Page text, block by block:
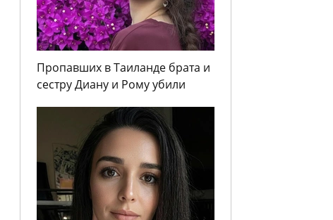
Пропавших в Таиланде брата и
сестру Диану и Рому убили